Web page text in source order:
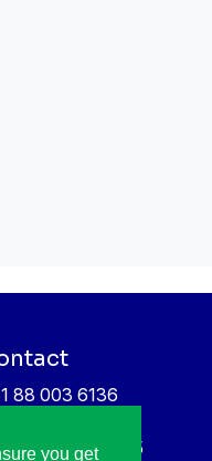
you get
88 003 6136
Tech Campus 5